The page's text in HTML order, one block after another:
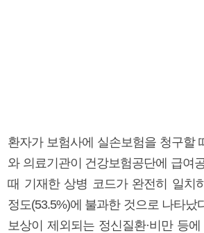
환자가 보험사에 실손보험을 청구할
와 의료기관이 건강보험공단에 급여
때 기재한 상병 코드가 완전히 일치
정도(53.5%)에 불과한 것으로 나타났
보상이 제외되는 정신질환·비만 등